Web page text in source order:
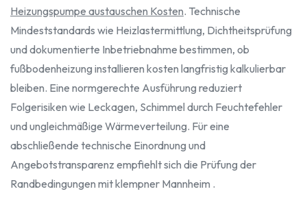
Heizungspumpe austauschen Kosten. Technische
Mindeststandards wie Heizlastermittlung, Dichtheitsprüfung
und dokumentierte Inbetriebnahme bestimmen, ob
fußbodenheizung installieren kosten langfristig kalkulierbar
bleiben. Eine normgerechte Ausführung reduziert
Folgerisiken wie Leckagen, Schimmel durch Feuchtefehler
und ungleichmäßige Wärmeverteilung. Für eine
abschließende technische Einordnung und
Angebotstransparenz empfiehlt sich die Prüfung der
Randbedingungen mit klempner Mannheim .